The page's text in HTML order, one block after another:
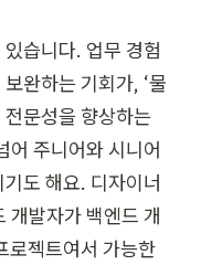
습니다. 업무 경험
완하는 기회가, ‘물
문성을 향상하는
어 주니어와 시니어
도 해요. 디자이너
개발자가 백엔드 개
로젝트여서 가능한